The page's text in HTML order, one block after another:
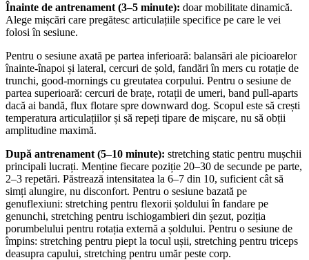
Înainte de antrenament (3–5 minute): doar mobilitate dinamică.
Alege mișcări care pregătesc articulațiile specifice pe care le vei
folosi în sesiune.
Pentru o sesiune axată pe partea inferioară: balansări ale picioarelor
înainte-înapoi și lateral, cercuri de șold, fandări în mers cu rotație de
trunchi, good-mornings cu greutatea corpului. Pentru o sesiune de
partea superioară: cercuri de brațe, rotații de umeri, band pull-aparts
dacă ai bandă, flux flotare spre downward dog. Scopul este să crești
temperatura articulațiilor și să repeți tipare de mișcare, nu să obții
amplitudine maximă.
După antrenament (5–10 minute): stretching static pentru mușchii
principali lucrați. Menține fiecare poziție 20–30 de secunde pe parte,
2–3 repetări. Păstrează intensitatea la 6–7 din 10, suficient cât să
simți alungire, nu disconfort. Pentru o sesiune bazată pe
genuflexiuni: stretching pentru flexorii șoldului în fandare pe
genunchi, stretching pentru ischiogambieri din șezut, poziția
porumbelului pentru rotația externă a șoldului. Pentru o sesiune de
împins: stretching pentru piept la tocul ușii, stretching pentru triceps
deasupra capului, stretching pentru umăr peste corp.